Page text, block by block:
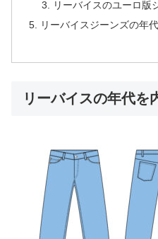
リーバイスのユーロ版
リーバイスジーンズの年
リーバイスの年代を